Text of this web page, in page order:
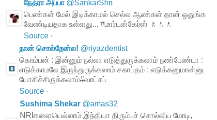
நேத்ரா அப்பா @SankarShri
பெண்கள் மேல் இடிக்காமல் செல்ல ஆண்கள் தான் ஒதுங்க
வேண்டியதாக உள்ளது... #மார்டன்கேர்ஸ் 🚶🚶🚶
Source ·
நான் சொல்றேன்ல! @riyazdentist
கொம்பன் : இன்னும் நல்லா எடுத்துருக்கலாம் நண்பேண்டா :
எடுக்காமலே இருந்துருக்கலாம் சகாப்தம் : எடுக்கனுமான்னு
யோசிச்சிருக்கலாம்#வாட்சப்
Source ·
Sushima Shekar @amas32
NRIகளையெல்லாம் இந்தியா திரும்பச் சொல்லிய மோடி,